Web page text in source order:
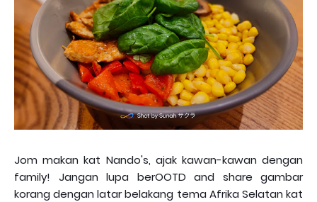
Jom makan kat Nando's, ajak kawan-kawan dengan
family! Jangan lupa berOOTD and share gambar
korang dengan latar belakang tema Afrika Selatan kat